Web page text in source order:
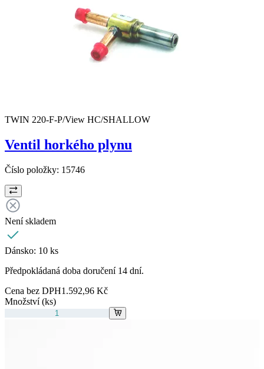
TWIN 220-F-P/View HC/SHALLOW
Ventil horkého plynu
Číslo položky: 15746
Není skladem
Dánsko: 10 ks
Předpokládaná doba doručení 14 dní.
Cena bez DPH1.592,96 Kč
Množství (ks)